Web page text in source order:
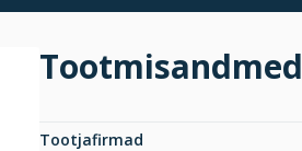
Tootmisandmed
Tootjafirmad